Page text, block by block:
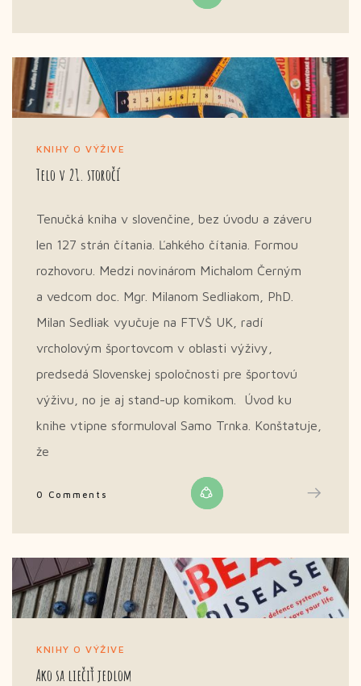
KNIHY O VÝŽIVE
Telo v 21. storočí
Tenučká kniha v slovenčine, bez úvodu a záveru
len 127 strán čítania. Ľahkého čítania. Formou
rozhovoru. Medzi novinárom Michalom Černým
a vedcom doc. Mgr. Milanom Sedliakom, PhD.
Milan Sedliak vyučuje na FTVŠ UK, radí
vrcholovým športovcom v oblasti výživy,
predsedá Slovenskej spoločnosti pre športovú
výživu, no je aj stand-up komikom. Úvod ku
knihe vtipne sformuloval Samo Trnka. Konštatuje,
že
0 Comments
KNIHY O VÝŽIVE
Ako sa liečiť jedlom